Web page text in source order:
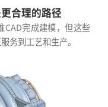
合理的路径
CAD完成建模，但这些
务到工艺和生产。